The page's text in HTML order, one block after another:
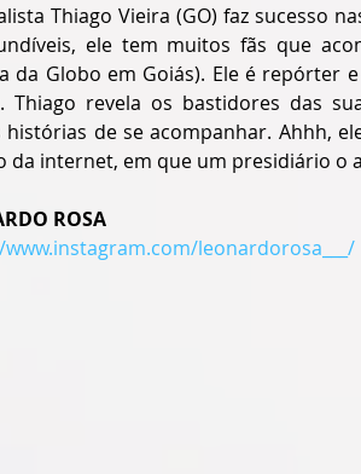
Thiago Vieira (GO) faz sucesso
ele tem muitos fãs que
da Globo em Goiás). Ele é
Thiago revela os bastidores das
histórias de se acompanhar. Ahhh,
da internet, em que um presidiário o
ROSA
leonardorosa___/